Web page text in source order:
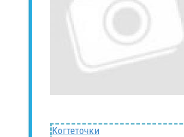
Когтеточки